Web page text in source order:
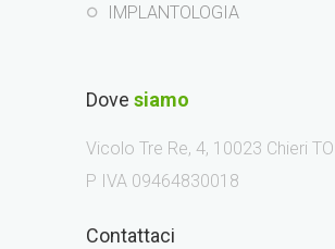
IMPLANTOLOGIA
Dove siamo
Vicolo Tre Re, 4, 10023 Chieri TO
P IVA 09464830018
Contattaci